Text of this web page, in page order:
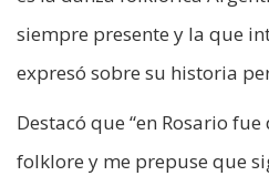
siempre presente y la que
expresó sobre su historia
Destacó que “en Rosario
folklore y me prepuse que